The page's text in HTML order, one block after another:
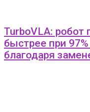
TurboVLA: робот
быстрее при
благодаря